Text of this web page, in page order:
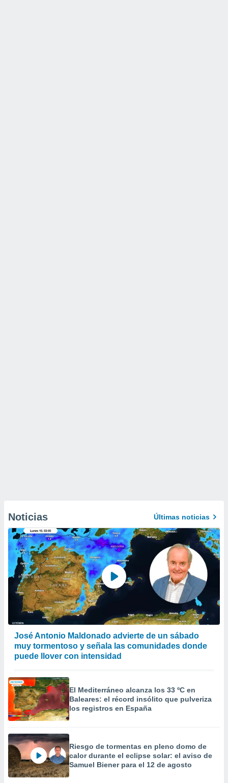
Noticias Últimas noticias
José Antonio Maldonado advierte de un sábado
muy tormentoso y señala las comunidades donde
puede llover con intensidad
El Mediterráneo alcanza los 33 ºC en
Baleares: el récord insólito que pulveriza
los registros en España
Riesgo de tormentas en pleno domo de
calor durante el eclipse solar: el aviso de
Samuel Biener para el 12 de agosto